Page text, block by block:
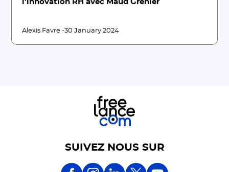
l’innovation RH avec Maud Grenier
Alexis Favre -30 January 2024
SUIVEZ NOUS SUR